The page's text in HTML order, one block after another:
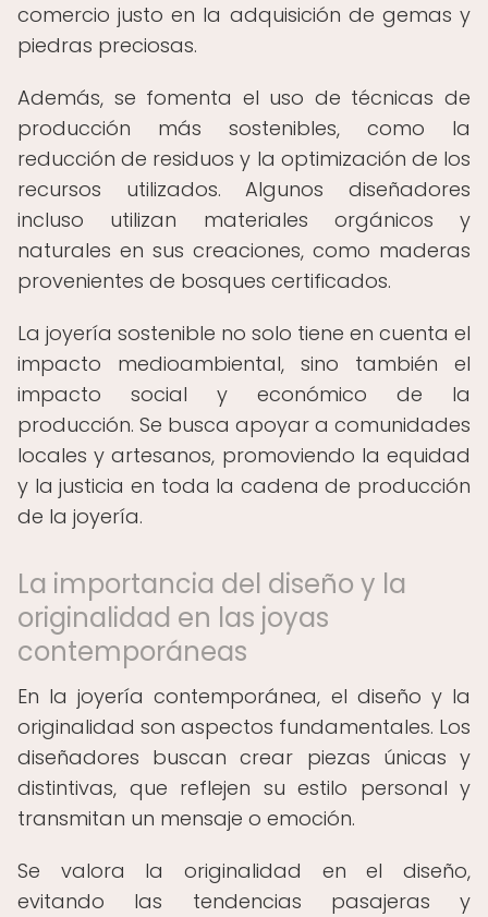
comercio justo en la adquisición de gemas y
piedras preciosas.
Además, se fomenta el uso de técnicas de
producción más sostenibles, como la
reducción de residuos y la optimización de los
recursos utilizados. Algunos diseñadores
incluso utilizan materiales orgánicos y
naturales en sus creaciones, como maderas
provenientes de bosques certificados.
La joyería sostenible no solo tiene en cuenta el
impacto medioambiental, sino también el
impacto social y económico de la
producción. Se busca apoyar a comunidades
locales y artesanos, promoviendo la equidad
y la justicia en toda la cadena de producción
de la joyería.
La importancia del diseño y la
originalidad en las joyas
contemporáneas
En la joyería contemporánea, el diseño y la
originalidad son aspectos fundamentales. Los
diseñadores buscan crear piezas únicas y
distintivas, que reflejen su estilo personal y
transmitan un mensaje o emoción.
Se valora la originalidad en el diseño,
evitando las tendencias pasajeras y